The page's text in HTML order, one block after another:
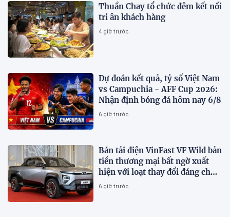
Thuần Chay tổ chức đêm kết nối
tri ân khách hàng
4 giờ trước
Dự đoán kết quả, tỷ số Việt Nam
vs Campuchia - AFF Cup 2026:
Nhận định bóng đá hôm nay 6/8
6 giờ trước
Bán tải điện VinFast VF Wild bản
tiền thương mại bất ngờ xuất
hiện với loạt thay đổi đáng chú
ý6 giờ trước